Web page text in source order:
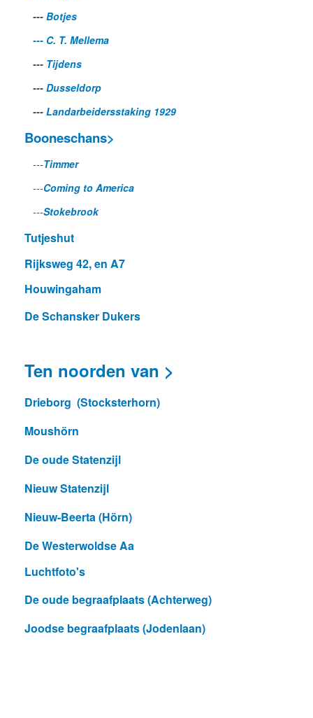
--- Botjes
--- C. T. Mellema
--- Tijdens
--- Dusseldorp
--- Landarbeidersstaking 1929
Booneschans>
---Timmer
---Coming to America
---Stokebrook
Tutjeshut
Rijksweg 42, en A7
Houwingaham
De Schansker Dukers
Ten noorden van >
Drieborg (Stocksterhorn)
Moushörn
De oude Statenzijl
Nieuw Statenzijl
Nieuw-Beerta (Hörn)
De Westerwoldse Aa
Luchtfoto's
De oude begraafplaats (Achterweg)
Joodse begraafplaats (Jodenlaan)